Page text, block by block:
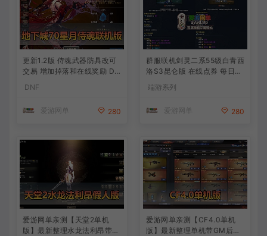
更新1.2版 侍魂武器防具改可
交易 增加掉落和在线奖励 DN
丰富异次元技能装备词条 护
能徽章 史诗装备特效徽章 技
DNF
爱游网单 280
群服联机剑灵二系55级白青西
洛S3昆仑版 在线点券 每日礼
端游系列
爱游网单 280
爱游网单亲测【天堂2单机
版】最新整理水龙法利昂带假
爱游网单亲测【CF4.0单机
版】最新整理单机带GM后台